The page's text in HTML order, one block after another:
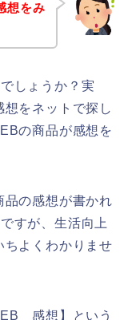
想をみ
しょうか？実
をネットで探し
の商品が感想を
品の感想が書かれ
すが、生活向上
よくわかりませ
感想】という